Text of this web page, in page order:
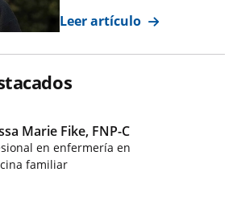
Leer artículo
destacados
Marie Fike, FNP-C
en enfermería en
familiar